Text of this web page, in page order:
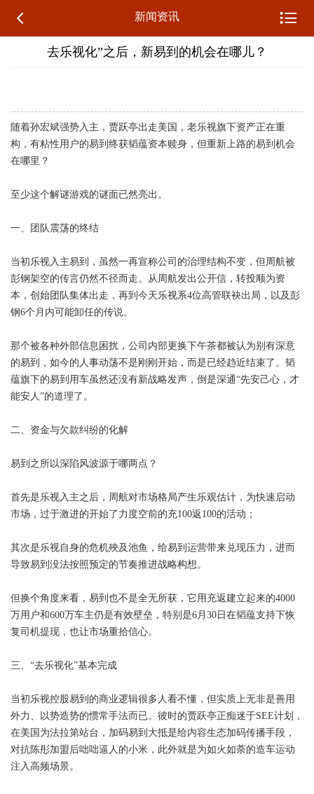
 新闻资讯 
去乐视化”之后，新易到的机会在哪儿？
随着孙宏斌强势入主，贾跃亭出走美国，老乐视旗下资产正在重
构，有粘性用户的易到终获韬蕴资本赎身，但重新上路的易到机会
在哪里？
至少这个解谜游戏的谜面已然亮出。
一、团队震荡的终结
当初乐视入主易到，虽然一再宣称公司的治理结构不变，但周航被
彭钢架空的传言仍然不径而走。从周航发出公开信，转投顺为资
本，创始团队集体出走，再到今天乐视系4位高管联袂出局，以及彭
钢6个月内可能卸任的传说。
那个被各种外部信息困扰，公司内部更换下午茶都被认为别有深意
的易到，如今的人事动荡不是刚刚开始，而是已经趋近结束了。韬
蕴旗下的易到用车虽然还没有新战略发声，倒是深通“先安己心，才
能安人”的道理了。
二、资金与欠款纠纷的化解
易到之所以深陷风波源于哪两点？
首先是乐视入主之后，周航对市场格局产生乐观估计，为快速启动
市场，过于激进的开始了力度空前的充100返100的活动；
其次是乐视自身的危机殃及池鱼，给易到运营带来兑现压力，进而
导致易到没法按照预定的节奏推进战略构想。
但换个角度来看，易到也不是全无所获，它用充返建立起来的4000
万用户和600万车主仍是有效壁垒，特别是6月30日在韬蕴支持下恢
复司机提现，也让市场重拾信心。
三、“去乐视化”基本完成
当初乐视控股易到的商业逻辑很多人看不懂，但实质上无非是善用
外力、以势造势的惯常手法而已。彼时的贾跃亭正痴迷于SEE计划，
在美国为法拉第站台，加码易到大抵是给内容生态加码传播手段，
对抗陈彤加盟后咄咄逼人的小米，此外就是为如火如荼的造车运动
注入高频场景。